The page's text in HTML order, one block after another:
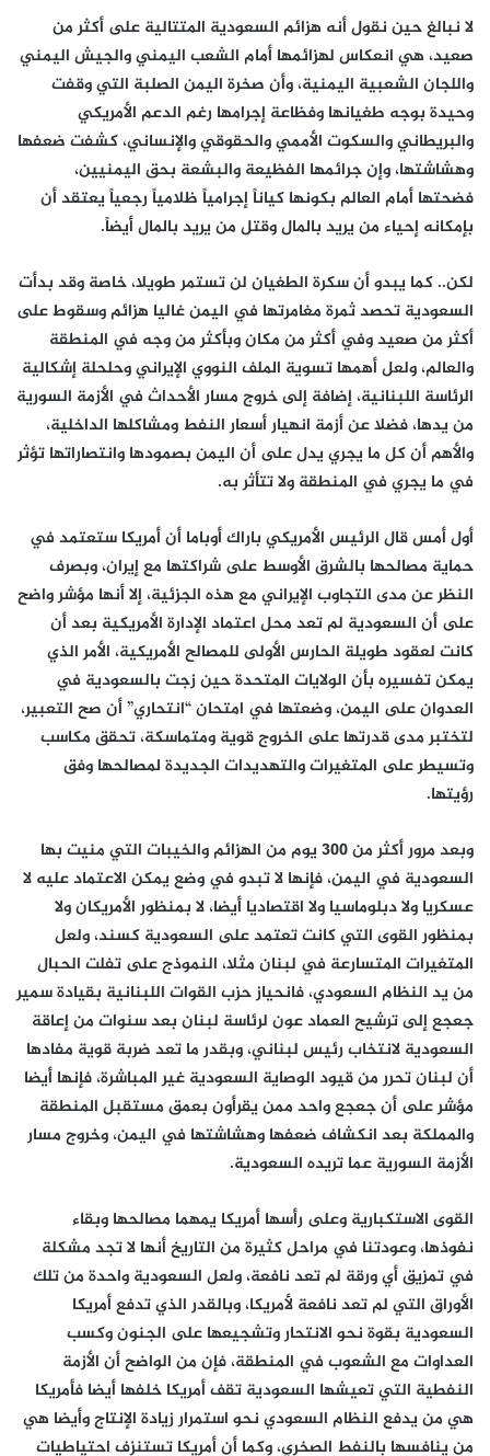
لا نبالغ حين نقول أنه هزائم السعودية المتتالية على أكثر من
صعيد، هي انعكاس لهزائمها أمام الشعب اليمني والجيش اليمني
واللجان الشعبية اليمنية، وأن صخرة اليمن الصلبة التي وقفت
وحيدة بوجه طغيانها وفظاعة إجرامها رغم الدعم الأمريكي
والبريطاني والسكوت الأممي والحقوقي والإنساني، كشفت ضعفها
وهشاشتها، وإن جرائمها الفظيعة والبشعة بحق اليمنيين،
فضحتها أمام العالم بكونها كياناً إجرامياً ظلامياً رجعياً يعتقد أن
بإمكانه إحياء من يريد بالمال وقتل من يريد بالمال أيضاً.
لكن.. كما يبدو أن سكرة الطغيان لن تستمر طويلا، خاصة وقد بدأت
السعودية تحصد ثمرة مغامرتها في اليمن غاليا هزائم وسقوط على
أكثر من صعيد وفي أكثر من مكان وبأكثر من وجه في المنطقة
والعالم، ولعل أهمها تسوية الملف النووي الإيراني وحلحلة إشكالية
الرئاسة اللبنانية، إضافة إلى خروج مسار الأحداث في الأزمة السورية
من يدها، فضلا عن أزمة انهيار أسعار النفط ومشاكلها الداخلية،
والأهم أن كل ما يجري يدل على أن اليمن بصمودها وانتصاراتها تؤثر
في ما يجري في المنطقة ولا تتأثر به.
أول أمس قال الرئيس الأمريكي باراك أوباما أن أمريكا ستعتمد في
حماية مصالحها بالشرق الأوسط على شراكتها مع إيران، وبصرف
النظر عن مدى التجاوب الإيراني مع هذه الجزئية، إلا أنها مؤشر واضح
على أن السعودية لم تعد محل اعتماد الإدارة الأمريكية بعد أن
كانت لعقود طويلة الحارس الأولى للمصالح الأمريكية، الأمر الذي
يمكن تفسيره بأن الولايات المتحدة حين زجت بالسعودية في
العدوان على اليمن، وضعتها في امتحان “انتحاري” أن صح التعبير،
لتختبر مدى قدرتها على الخروج قوية ومتماسكة، تحقق مكاسب
وتسيطر على المتغيرات والتهديدات الجديدة لمصالحها وفق
رؤيتها.
وبعد مرور أكثر من 300 يوم من الهزائم والخيبات التي منيت بها
السعودية في اليمن، فإنها لا تبدو في وضع يمكن الاعتماد عليه لا
عسكريا ولا دبلوماسيا ولا اقتصاديا أيضا، لا بمنظور الأمريكان ولا
بمنظور القوى التي كانت تعتمد على السعودية كسند، ولعل
المتغيرات المتسارعة في لبنان مثلا، النموذج على تفلت الحبال
من يد النظام السعودي، فانحياز حزب القوات اللبنانية بقيادة سمير
جعجع إلى ترشيح العماد عون لرئاسة لبنان بعد سنوات من إعاقة
السعودية لانتخاب رئيس لبناني، وبقدر ما تعد ضربة قوية مفادها
أن لبنان تحرر من قيود الوصاية السعودية غير المباشرة، فإنها أيضا
مؤشر على أن جعجع واحد ممن يقرأون بعمق مستقبل المنطقة
والمملكة بعد انكشاف ضعفها وهشاشتها في اليمن، وخروج مسار
الأزمة السورية عما تريده السعودية.
القوى الاستكبارية وعلى رأسها أمريكا يمهما مصالحها وبقاء
نفوذها، وعودتنا في مراحل كثيرة من التاريخ أنها لا تجد مشكلة
في تمزيق أي ورقة لم تعد نافعة، ولعل السعودية واحدة من تلك
الأوراق التي لم تعد نافعة لأمريكا، وبالقدر الذي تدفع أمريكا
السعودية بقوة نحو الانتحار وتشجيعها على الجنون وكسب
العداوات مع الشعوب في المنطقة، فإن من الواضح أن الأزمة
النفطية التي تعيشها السعودية تقف أمريكا خلفها أيضا فأمريكا
هي من يدفع النظام السعودي نحو استمرار زيادة الإنتاج وأيضا هي
من ينافسها بالنفط الصخري، وكما أن أمريكا تستنزف احتياطيات